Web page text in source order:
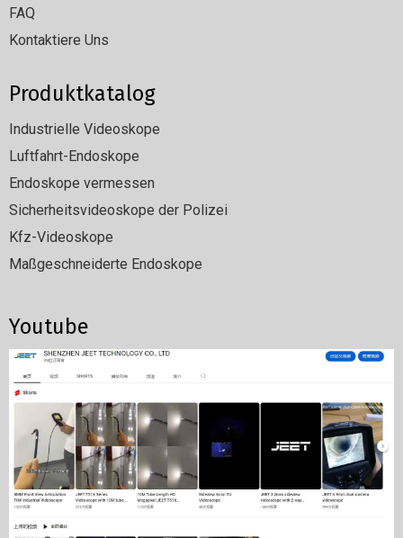
FAQ
Kontaktiere Uns
Produktkatalog
Industrielle Videoskope
Luftfahrt-Endoskope
Endoskope vermessen
Sicherheitsvideoskope der Polizei
Kfz-Videoskope
Maßgeschneiderte Endoskope
Youtube